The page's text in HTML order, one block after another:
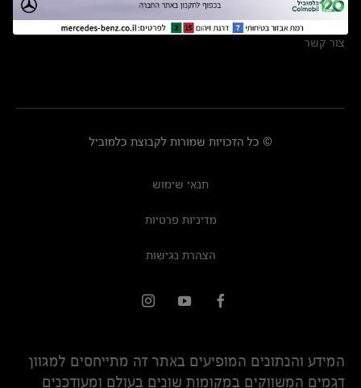
מרכזי שירות
צור קשר
© כל הזכויות שמורות לקבוצת כלמוביל
תנאי שימוש
מדיניות פרטיות
הצהרת נגישות
המידע והנתונים המופיעים באתר זה מתייחסים למגוון
דגמים המשווקים במקומות שונים בעולם ומעודכנים